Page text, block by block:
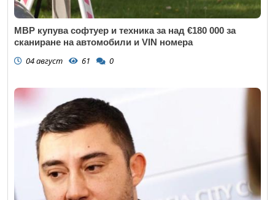
МВР купува софтуер и техника за над €180 000 за
сканиране на автомобили и VIN номера
04 август 61 0